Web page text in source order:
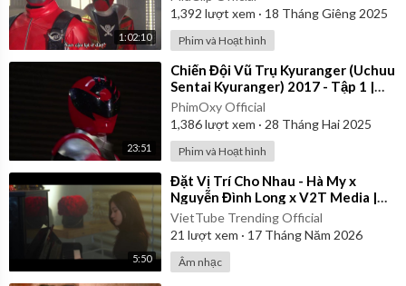
1:02:10
1,392 lượt xem · 18 Tháng Giêng 2025
Phim và Hoạt hình
23:51
⁣Chiến Đội Vũ Trụ Kyuranger (Uchuu
Sentai Kyuranger) 2017 - Tập 1 |
Thuyết Minh
PhimOxy Official
1,386lượt xem · 28 Tháng Hai 2025
Phim và Hoạt hình
5:50
⁣Đặt Vị Trí Cho Nhau - Hà My x
Nguyễn Đình Long x V2T Media |
Official Music Video
VietTube Trending Official
21 lượt xem · 17 Tháng Năm 2026
Âm nhạc